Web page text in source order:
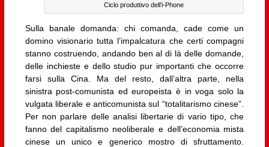
Ciclo produttivo dell’i-Phone
Sulla banale domanda: chi comanda, cade come un
domino visionario tutta l’impalcatura che certi compagni
stanno costruendo, andando ben al di là delle domande,
delle inchieste e dello studio pur importanti che occorre
farsi sulla Cina. Ma del resto, dall’altra parte, nella
sinistra post-comunista ed europeista è in voga solo la
vulgata liberale e anticomunista sul “totalitarismo cinese”.
Per non parlare delle analisi libertarie di vario tipo, che
fanno del capitalismo neoliberale e dell’economia mista
cinese un unico e generico mostro di sfruttamento.